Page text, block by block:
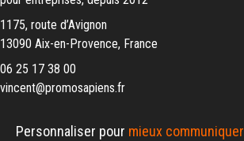
1175, route d’Avignon
13090 Aix-en-Provence, France
06 25 17 38 00
vincent@promosapiens.fr
Personnaliser pour mieux communiquer